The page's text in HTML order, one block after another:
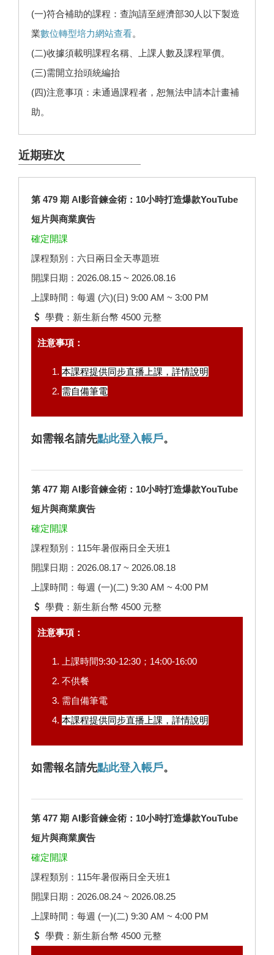
(一)符合補助的課程：查詢請至經濟部30人以下製造
業數位轉型培力網站查看。
(二)收據須載明課程名稱、上課人數及課程單價。
(三)需開立抬頭統編抬
(四)注意事項：未通過課程者，恕無法申請本計畫補
助。
近期班次
第 479 期 AI影音鍊金術：10小時打造爆款YouTube
短片與商業廣告
確定開課
課程類別：六日兩日全天專題班
開課日期：2026.08.15 ~ 2026.08.16
上課時間：每週 (六)(日) 9:00 AM ~ 3:00 PM
學費：新生新台幣 4500 元整
注意事項：
本課程提供同步直播上課， 詳情說明
需自備筆電
如需報名請先點此登入帳戶。
第 477 期 AI影音鍊金術：10小時打造爆款YouTube
短片與商業廣告
確定開課
課程類別：115年暑假兩日全天班1
開課日期：2026.08.17 ~ 2026.08.18
上課時間：每週 (一)(二) 9:30 AM ~ 4:00 PM
學費：新生新台幣 4500 元整
注意事項：
上課時間9:30-12:30；14:00-16:00
不供餐
需自備筆電
本課程提供同步直播上課， 詳情說明
如需報名請先點此登入帳戶。
第 477 期 AI影音鍊金術：10小時打造爆款YouTube
短片與商業廣告
確定開課
課程類別：115年暑假兩日全天班1
開課日期：2026.08.24 ~ 2026.08.25
上課時間：每週 (一)(二) 9:30 AM ~ 4:00 PM
學費：新生新台幣 4500 元整